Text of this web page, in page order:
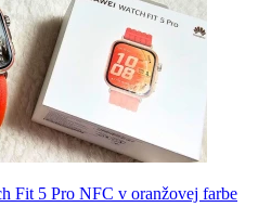
Fit 5 Pro NFC v oranžovej farbe